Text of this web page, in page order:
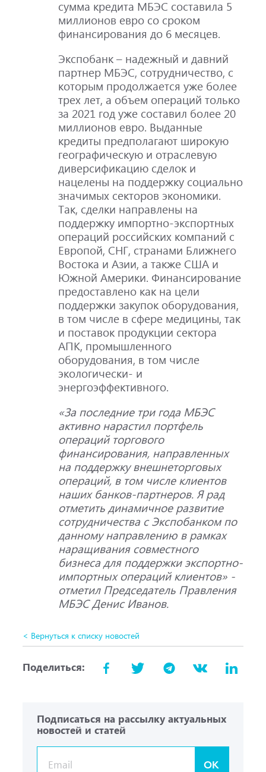
сумма кредита МБЭС составила 5
миллионов евро со сроком
финансирования до 6 месяцев.
Экспобанк – надежный и давний
партнер МБЭС, сотрудничество, с
которым продолжается уже более
трех лет, а объем операций только
за 2021 год уже составил более 20
миллионов евро. Выданные
кредиты предполагают широкую
географическую и отраслевую
диверсификацию сделок и
нацелены на поддержку социально
значимых секторов экономики.
Так, сделки направлены на
поддержку импортно-экспортных
операций российских компаний с
Европой, СНГ, странами Ближнего
Востока и Азии, а также США и
Южной Америки. Финансирование
предоставлено как на цели
поддержки закупок оборудования,
в том числе в сфере медицины, так
и поставок продукции сектора
АПК, промышленного
оборудования, в том числе
экологически- и
энергоэффективного.
«За последние три года МБЭС
активно нарастил портфель
операций торгового
финансирования, направленных
на поддержку внешнеторговых
операций, в том числе клиентов
наших банков-партнеров. Я рад
отметить динамичное развитие
сотрудничества с Экспобанком по
данному направлению в рамках
наращивания совместного
бизнеса для поддержки экспортно-
импортных операций клиентов» -
отметил Председатель Правления
МБЭС Денис Иванов.
< Вернуться к списку новостей
Поделиться:
Подписаться на рассылку актуальных
новостей и статей
OK